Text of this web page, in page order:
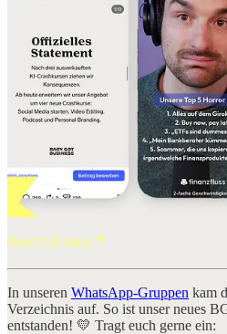
Read full story
In unseren WhatsApp-Gruppen kam
Verzeichnis auf. So ist unser neues
entstanden! 💛 Tragt euch gerne ein: